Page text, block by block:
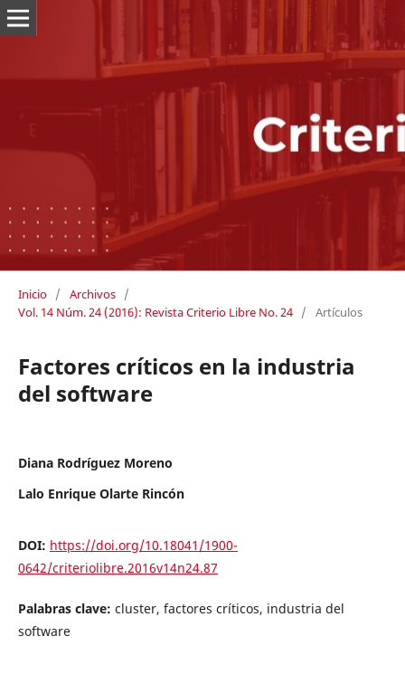
Inicio / Archivos /
Vol. 14 Núm. 24 (2016): Revista Criterio Libre No. 24 / Artículos
Factores críticos en la industria
del software
Diana Rodríguez Moreno
Lalo Enrique Olarte Rincón
DOI: https://doi.org/10.18041/1900-
0642/criteriolibre.2016v14n24.87
Palabras clave: cluster, factores críticos, industria del
software